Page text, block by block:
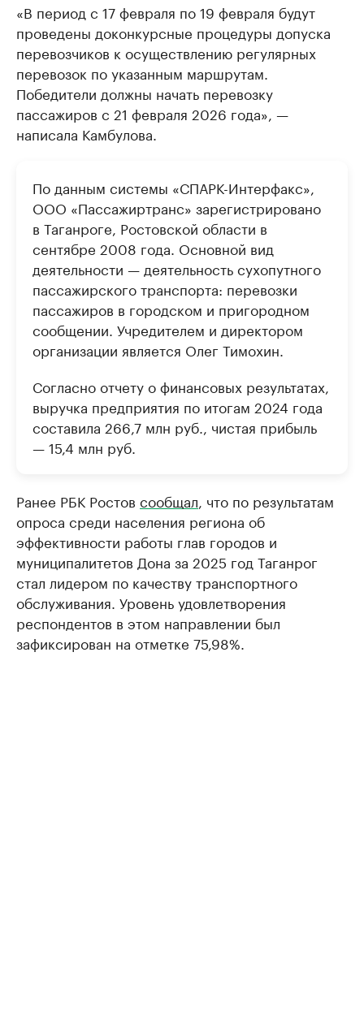
«В период с 17 февраля по 19 февраля будут
проведены доконкурсные процедуры допуска
перевозчиков к осуществлению регулярных
перевозок по указанным маршрутам.
Победители должны начать перевозку
пассажиров с 21 февраля 2026 года», —
написала Камбулова.
По данным системы «СПАРК-Интерфакс»,
ООО «Пассажиртранс» зарегистрировано
в Таганроге, Ростовской области в
сентябре 2008 года. Основной вид
деятельности — деятельность сухопутного
пассажирского транспорта: перевозки
пассажиров в городском и пригородном
сообщении. Учредителем и директором
организации является Олег Тимохин.
Согласно отчету о финансовых результатах,
выручка предприятия по итогам 2024 года
составила 266,7 млн руб., чистая прибыль
— 15,4 млн руб.
Ранее РБК Ростов сообщал , что по результатам
опроса среди населения региона об
эффективности работы глав городов и
муниципалитетов Дона за 2025 год Таганрог
стал лидером по качеству транспортного
обслуживания. Уровень удовлетворения
респондентов в этом направлении был
зафиксирован на отметке 75,98%.